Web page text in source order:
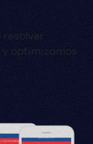
optimizamos